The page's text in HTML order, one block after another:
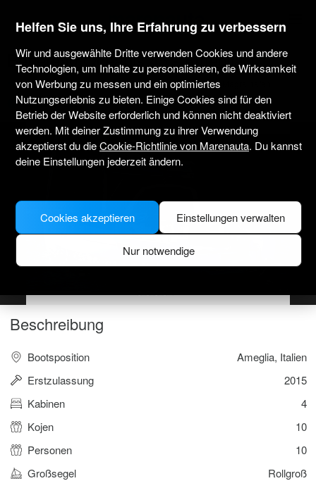
marenauta
Beneteau Oceanis 45 - Ameglia
3.9(1) Nur ohne Skipper Professionell
Bocca di Magra hafen
Verifiziertes Boot
Beschreibung
Bootsposition
Ameglia, Italien
Erstzulassung
2015
Kabinen
4
Kojen
10
Personen
10
Großsegel
Rollgroß
Helfen Sie uns, Ihre Erfahrung zu verbessern
Wir und ausgewählte Dritte verwenden Cookies und andere
Technologien, um Inhalte zu personalisieren, die Wirksamkeit
von Werbung zu messen und ein optimiertes
Nutzungserlebnis zu bieten. Einige Cookies sind für den
Betrieb der Website erforderlich und können nicht deaktiviert
werden. Mit deiner Zustimmung zu ihrer Verwendung
akzeptierst du dieCookie-Richtlinie von Marenauta. Du kannst
deine Einstellungen jederzeit ändern.
Einstellungen verwalten
Nur notwendige
Cookies akzeptieren